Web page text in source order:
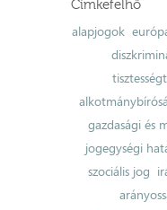
Címkefelhő
alapjogok
gazdasági és
jogegységi
szociális jog